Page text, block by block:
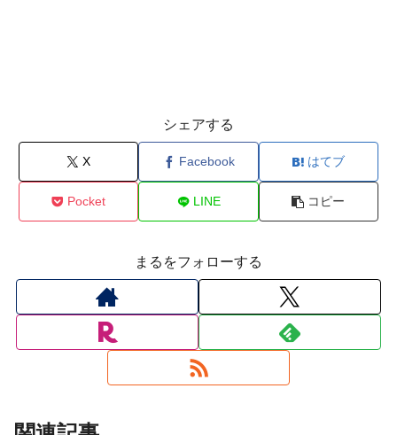
シェアする
X Facebook はてブ
Pocket LINE コピー
まるをフォローする